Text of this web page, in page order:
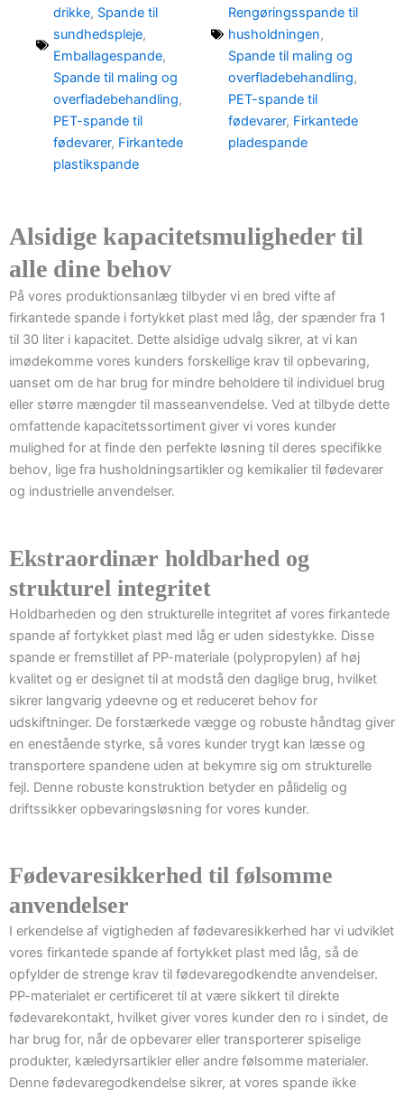
drikke, Spande til
sundhedspleje,
Emballagespande,
Spande til maling og
overfladebehandling,
PET-spande til
fødevarer, Firkantede
plastikspande
Rengøringsspande til
husholdningen,
Spande til maling og
overfladebehandling,
PET-spande til
fødevarer, Firkantede
pladespande
Alsidige kapacitetsmuligheder til
alle dine behov
På vores produktionsanlæg tilbyder vi en bred vifte af
firkantede spande i fortykket plast med låg, der spænder fra 1
til 30 liter i kapacitet. Dette alsidige udvalg sikrer, at vi kan
imødekomme vores kunders forskellige krav til opbevaring,
uanset om de har brug for mindre beholdere til individuel brug
eller større mængder til masseanvendelse. Ved at tilbyde dette
omfattende kapacitetssortiment giver vi vores kunder
mulighed for at finde den perfekte løsning til deres specifikke
behov, lige fra husholdningsartikler og kemikalier til fødevarer
og industrielle anvendelser.
Ekstraordinær holdbarhed og
strukturel integritet
Holdbarheden og den strukturelle integritet af vores firkantede
spande af fortykket plast med låg er uden sidestykke. Disse
spande er fremstillet af PP-materiale (polypropylen) af høj
kvalitet og er designet til at modstå den daglige brug, hvilket
sikrer langvarig ydeevne og et reduceret behov for
udskiftninger. De forstærkede vægge og robuste håndtag giver
en enestående styrke, så vores kunder trygt kan læsse og
transportere spandene uden at bekymre sig om strukturelle
fejl. Denne robuste konstruktion betyder en pålidelig og
driftssikker opbevaringsløsning for vores kunder.
Fødevaresikkerhed til følsomme
anvendelser
I erkendelse af vigtigheden af fødevaresikkerhed har vi udviklet
vores firkantede spande af fortykket plast med låg, så de
opfylder de strenge krav til fødevaregodkendte anvendelser.
PP-materialet er certificeret til at være sikkert til direkte
fødevarekontakt, hvilket giver vores kunder den ro i sindet, de
har brug for, når de opbevarer eller transporterer spiselige
produkter, kæledyrsartikler eller andre følsomme materialer.
Denne fødevaregodkendelse sikrer, at vores spande ikke